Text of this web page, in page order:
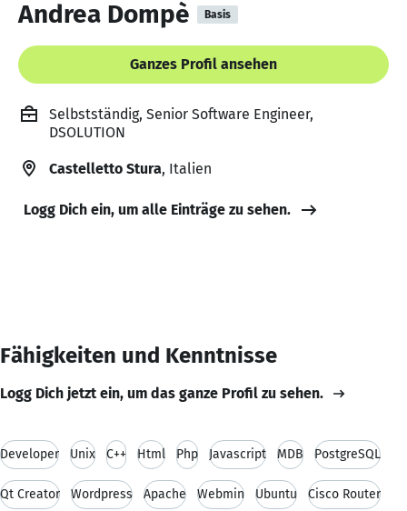
Andrea Dompè Basis
Ganzes Profil ansehen
Selbstständig, Senior Software Engineer,
DSOLUTION
Castelletto Stura, Italien
Logg Dich ein, um alle Einträge zu sehen.
Fähigkeiten und Kenntnisse
Logg Dich jetzt ein, um das ganze Profil zu sehen.
Developer Unix C++ Html Php Javascript MDB PostgreSQL
Qt Creator Wordpress Apache Webmin Ubuntu Cisco Router